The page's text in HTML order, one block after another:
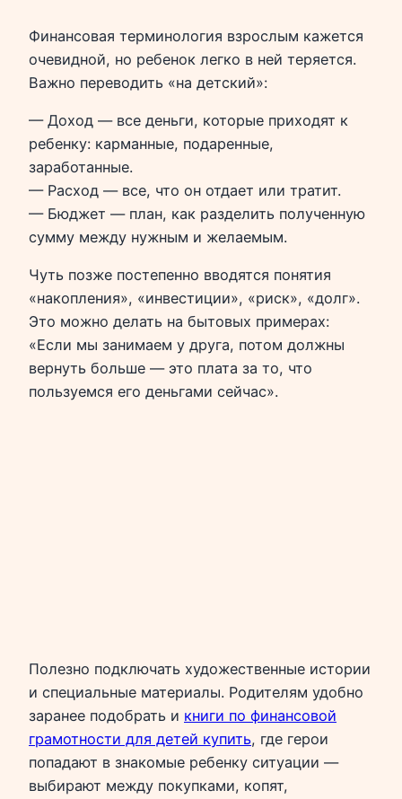
Финансовая терминология взрослым кажется
очевидной, но ребенок легко в ней теряется.
Важно переводить «на детский»:
— Доход — все деньги, которые приходят к
ребенку: карманные, подаренные,
заработанные.
— Расход — все, что он отдает или тратит.
— Бюджет — план, как разделить полученную
сумму между нужным и желаемым.
Чуть позже постепенно вводятся понятия
«накопления», «инвестиции», «риск», «долг».
Это можно делать на бытовых примерах:
«Если мы занимаем у друга, потом должны
вернуть больше — это плата за то, что
пользуемся его деньгами сейчас».
Полезно подключать художественные истории
и специальные материалы. Родителям удобно
заранее подобрать и книги по финансовой
грамотности для детей купить, где герои
попадают в знакомые ребенку ситуации —
выбирают между покупками, копят,